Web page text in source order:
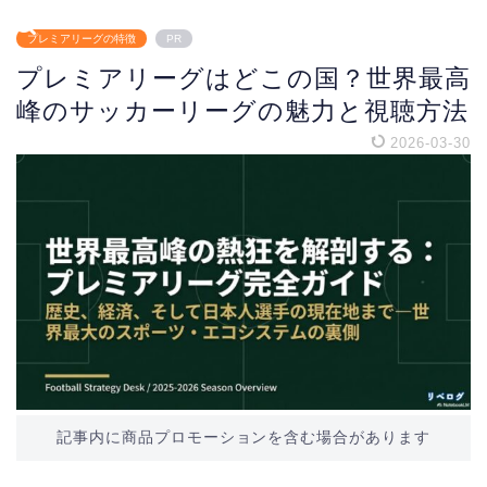
プレミアリーグの特徴 PR
プレミアリーグはどこの国？世界最高
峰のサッカーリーグの魅力と視聴方法
2026-03-30
記事内に商品プロモーションを含む場合があります